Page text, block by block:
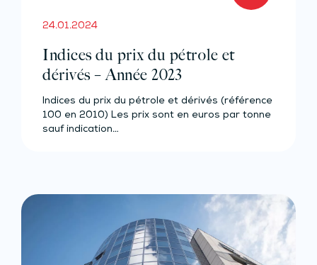
24.01.2024
Indices du prix du pétrole et
dérivés – Année 2023
Indices du prix du pétrole et dérivés (référence
100 en 2010) Les prix sont en euros par tonne
sauf indication…